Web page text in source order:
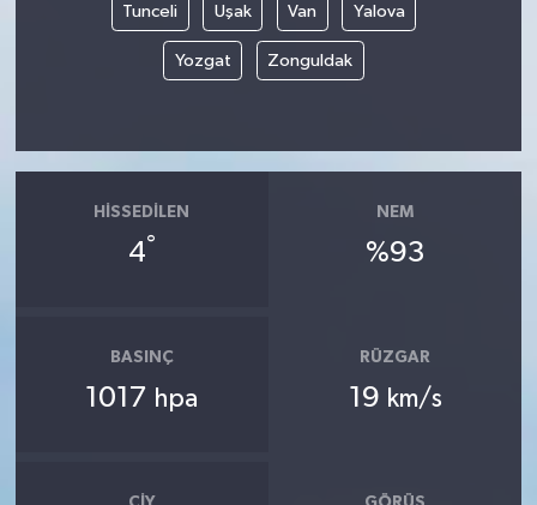
Tunceli Uşak Van Yalova
Yozgat Zonguldak
HISSEDILEN
4°
NEM
%93
BASINÇ
1017 hpa
RÜZGAR
19 km/s